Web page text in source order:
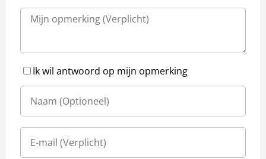
Ik wil antwoord op mijn opmerking